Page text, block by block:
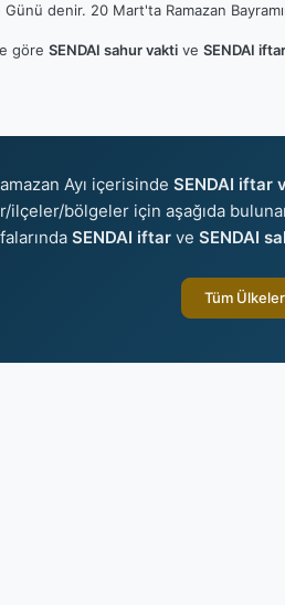
denir. 20 Mart'ta Ramazan
göre SENDAI sahur vakti ve SENDAI
Ayı içerisinde SENDAI iftar
ilçeler/bölgeler için aşağıda
SENDAI iftarve SENDAI
Tüm